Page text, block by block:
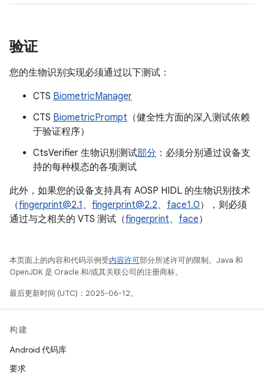
验证
您的生物识别实现必须通过以下测试：
CTS BiometricManager
CTS BiometricPrompt （健全性方面的深入测试依赖
于验证程序）
CtsVerifier 生物识别测试部分 ：必须分别通过设备支
持的每种模态的各项测试
此外，如果您的设备支持具有 AOSP HIDL 的生物识别技术
（fingerprint@2.1 、 fingerprint@2.2、 face1.0），则必须
通过与之相关的 VTS 测试（fingerprint、 face）
本页面上的内容和代码示例受内容许可部分所述许可的限制。Java 和
OpenJDK 是 Oracle 和/或其关联公司的注册商标。
最后更新时间 (UTC)：2025-06-12。
构建
Android 代码库
要求